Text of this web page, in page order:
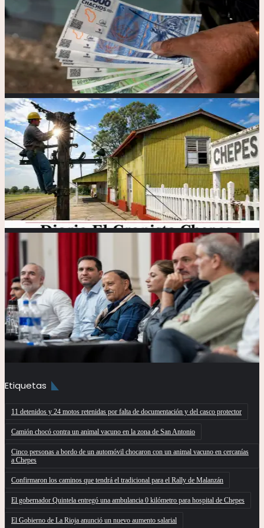
Etiquetas
11 detenidos y 24 motos retenidas por falta de documentación y del casco protector
Camión chocó contra un animal vacuno en la zona de San Antonio
Cinco personas a bordo de un automóvil chocaron con un animal vacuno en cercanías
a Chepes
Confirmaron los caminos que tendrá el tradicional para el Rally de Malanzán
El gobernador Quintela entregó una ambulancia 0 kilómetro para hospital de Chepes
El Gobierno de La Rioja anunció un nuevo aumento salarial